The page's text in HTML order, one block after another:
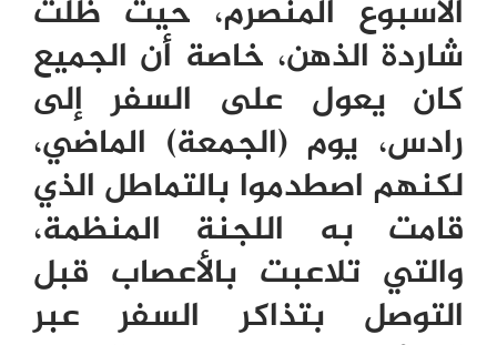
الأسبوع المنصرم، حيث ظلت
شاردة الذهن، خاصة أن الجميع
كان يعول على السفر إلى
رادس، يوم (الجمعة) الماضي،
لكنهم اصطدموا بالتماطل الذي
قامت به اللجنة المنظمة،
والتي تلاعبت بالأعصاب قبل
التوصل بتذاكر السفر عبر